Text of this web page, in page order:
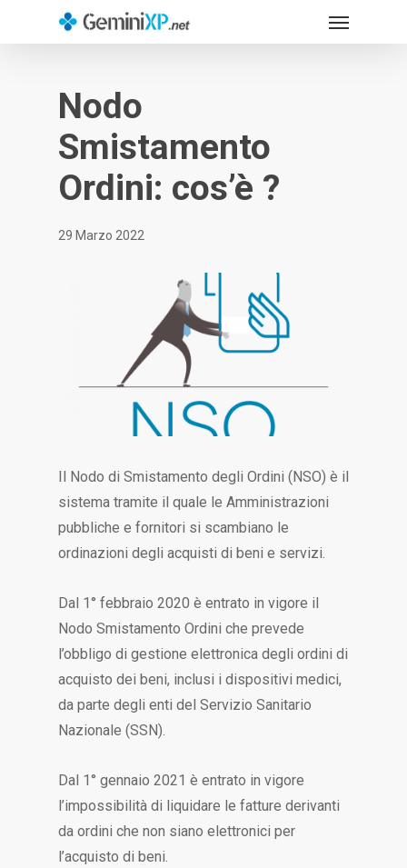
Nodo
Smistamento
Ordini: cos’è ?
29 Marzo 2022
Il Nodo di Smistamento degli Ordini (NSO) è il
sistema tramite il quale le Amministrazioni
pubbliche e fornitori si scambiano le
ordinazioni degli acquisti di beni e servizi.
Dal 1° febbraio 2020 è entrato in vigore il
Nodo Smistamento Ordini che prevede
l’obbligo di gestione elettronica degli ordini di
acquisto dei beni, inclusi i dispositivi medici,
da parte degli enti del Servizio Sanitario
Nazionale (SSN).
Dal 1° gennaio 2021 è entrato in vigore
l’impossibilità di liquidare le fatture derivanti
da ordini che non siano elettronici per
l’acquisto di beni.